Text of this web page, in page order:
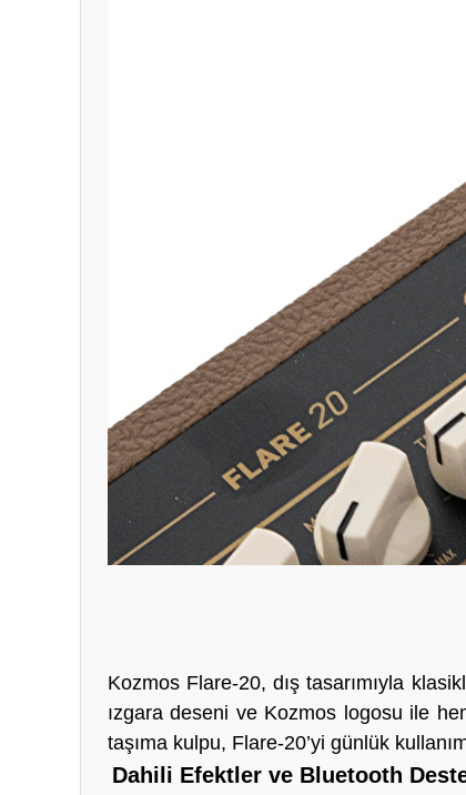
Kozmos Flare-20, dış tasarımıyla
ızgara deseni ve Kozmos logosu ile
taşıma kulpu, Flare-20’yi günlük
Dahili Efektler ve Bluetooth